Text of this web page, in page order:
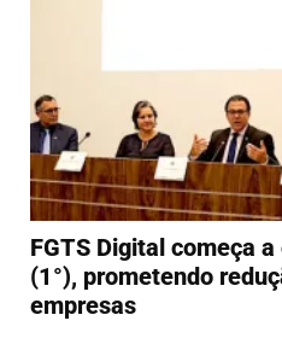
FGTS Digital começa
(1°), prometendo
empresas